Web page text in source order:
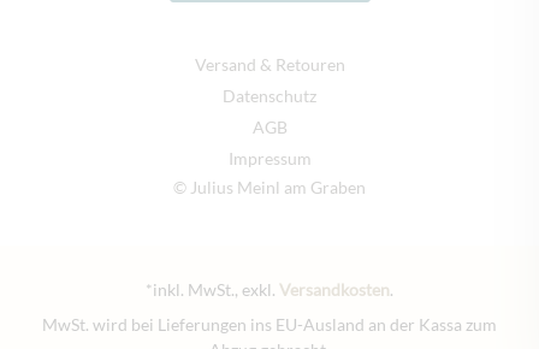
Versand & Retouren
Datenschutz
AGB
Impressum
© Julius Meinl am Graben
*inkl. MwSt., exkl. Versandkosten.
MwSt. wird bei Lieferungen ins EU-Ausland an der Kassa zum